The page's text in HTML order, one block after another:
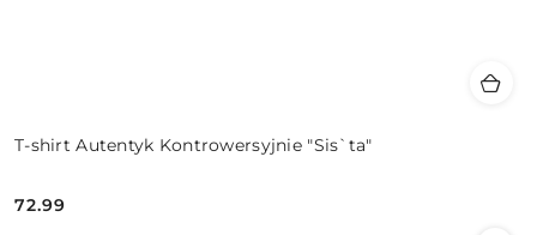
T-shirt Autentyk Kontrowersyjnie "Sis`ta"
Cena:
72.99